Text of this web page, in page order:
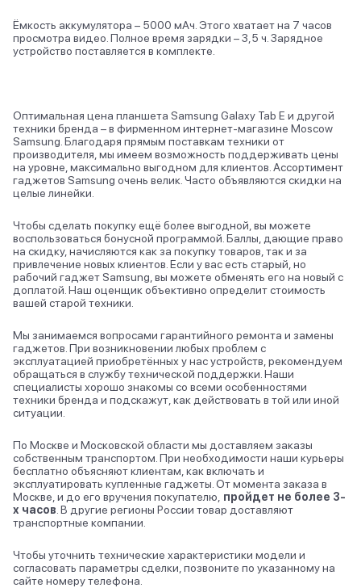
Ёмкость аккумулятора – 5000 мАч. Этого хватает на 7 часов
просмотра видео. Полное время зарядки – 3,5 ч. Зарядное
устройство поставляется в комплекте.
Оптимальная цена планшета Samsung Galaxy Tab E и другой
техники бренда – в фирменном интернет-магазине Moscow
Samsung. Благодаря прямым поставкам техники от
производителя, мы имеем возможность поддерживать цены
на уровне, максимально выгодном для клиентов. Ассортимент
гаджетов Samsung очень велик. Часто объявляются скидки на
целые линейки.
Чтобы сделать покупку ещё более выгодной, вы можете
воспользоваться бонусной программой. Баллы, дающие право
на скидку, начисляются как за покупку товаров, так и за
привлечение новых клиентов. Если у вас есть старый, но
рабочий гаджет Samsung, вы можете обменять его на новый с
доплатой. Наш оценщик объективно определит стоимость
вашей старой техники.
Мы занимаемся вопросами гарантийного ремонта и замены
гаджетов. При возникновении любых проблем с
эксплуатацией приобретённых у нас устройств, рекомендуем
обращаться в службу технической поддержки. Наши
специалисты хорошо знакомы со всеми особенностями
техники бренда и подскажут, как действовать в той или иной
ситуации.
По Москве и Московской области мы доставляем заказы
собственным транспортом. При необходимости наши курьеры
бесплатно объясняют клиентам, как включать и
эксплуатировать купленные гаджеты. От момента заказа в
Москве, и до его вручения покупателю, пройдет не более 3-
х часов . В другие регионы России товар доставляют
транспортные компании.
Чтобы уточнить технические характеристики модели и
согласовать параметры сделки, позвоните по указанному на
сайте номеру телефона.